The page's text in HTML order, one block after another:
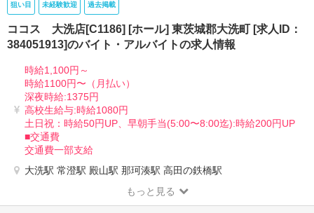
狙い目 未経験歓迎 過去掲載
ココス 大洗店[C1186] [ホール] 東茨城郡大洗町 [求人ID：
384051913]のバイト・アルバイトの求人情報
時給1,100円～
時給1100円〜（月払い）
深夜時給:1375円
高校生給与:時給1080円
土日祝：時給50円UP、早朝手当(5:00〜8:00迄):時給200円UP
■交通費
交通費一部支給
大洗駅 常澄駅 殿山駅 那珂湊駅 高田の鉄橋駅
もっと見る